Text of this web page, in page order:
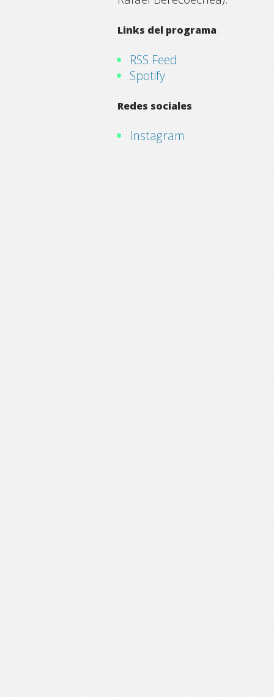
Links del programa
RSS Feed
Spotify
Redes sociales
Instagram